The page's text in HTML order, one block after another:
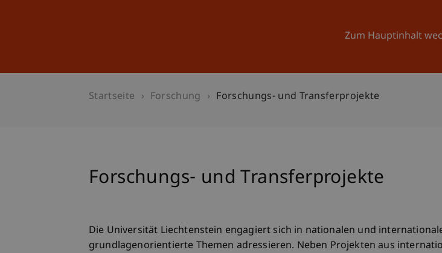
Zum Hauptinhalt
Universität
Startseite Forschung Forschungs- und Transferprojekte
Forschungs- und Transferprojekte
Die Universität Liechtenstein engagiert sich in nationalen und
grundlagenorientierte Themen adressieren. Neben Projekten aus